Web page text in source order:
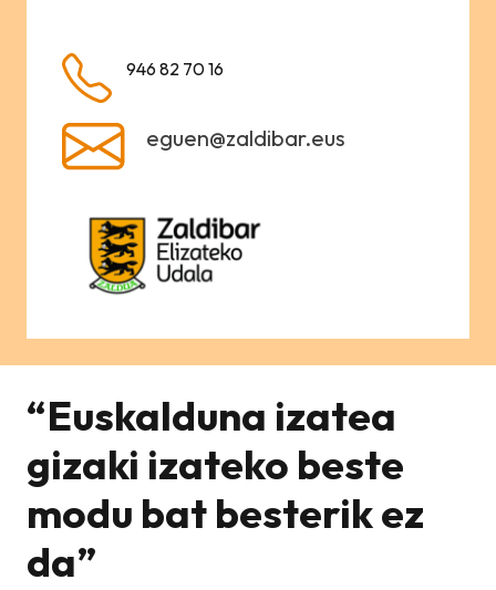
946 82 70 16
eguen@zaldibar.eus
“Euskalduna izatea
gizaki izateko beste
modu bat besterik ez
da”